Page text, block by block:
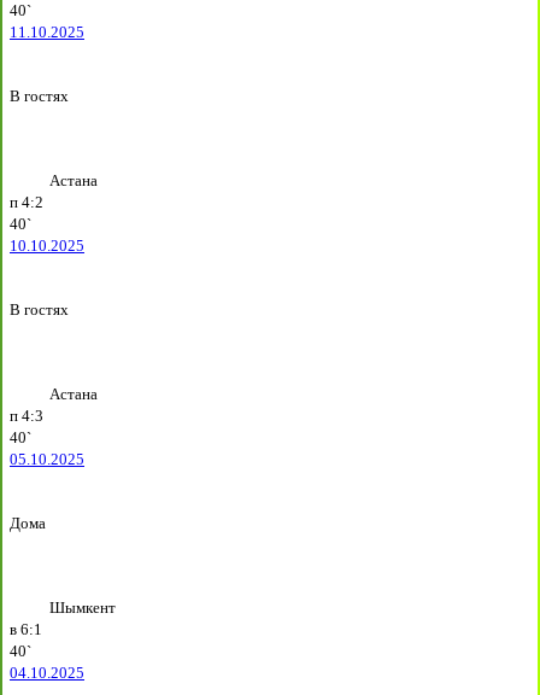
40`
11.10.2025
В гостях
Астана
п 4:2
40`
10.10.2025
В гостях
Астана
п 4:3
40`
05.10.2025
Дома
Шымкент
в 6:1
40`
04.10.2025